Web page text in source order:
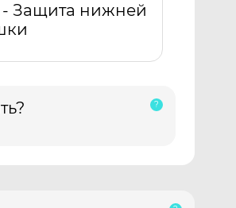
- Защита нижней